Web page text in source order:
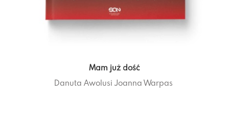
Mam już dość
Danuta Awolusi Joanna Warpas